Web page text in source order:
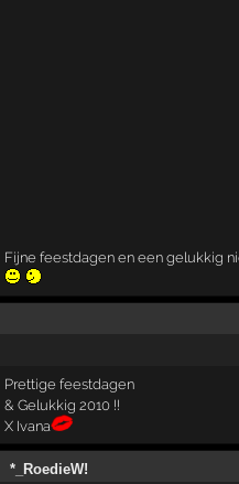
Fijne feestdagen en een gelukkig
Prettige feestdagen
& Gelukkig 2010 !!
X Ivana
*_RoedieW!